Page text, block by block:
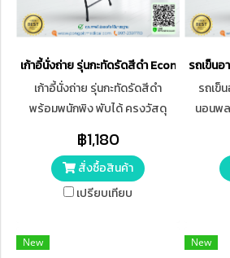
เก้าอี้นั่งถ่าย รุ่นกะทัดรัดสีดำ Economy
เก้าอี้นั่งถ่าย รุ่นกะทัดรัดสีดำ
พร้อมพนักพิง พับได้ ครงวัสดุ
ซ้อน เหมือนเก้าอี้นั่งทั่วไป ใช้งาน
ง่าย
฿1,180
สั่งซื้อสินค้า
เปรียบเทียบ
รถเข็นอ
รถเข็
นอนพ
New New